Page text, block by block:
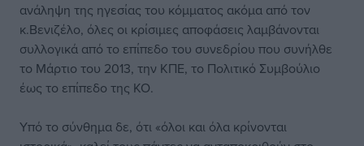
ανάληψη της ηγεσίας του κόμματος ακόμα από τον
κ.Βενιζέλο, όλες οι κρίσιμες αποφάσεις λαμβάνονται
συλλογικά από το επίπεδο του συνεδρίου που συνήλθε
το Μάρτιο του 2013, την ΚΠΕ, το Πολιτικό Συμβούλιο
έως το επίπεδο της ΚΟ.
Υπό το σύνθημα δε, ότι «όλοι και όλα κρίνονται